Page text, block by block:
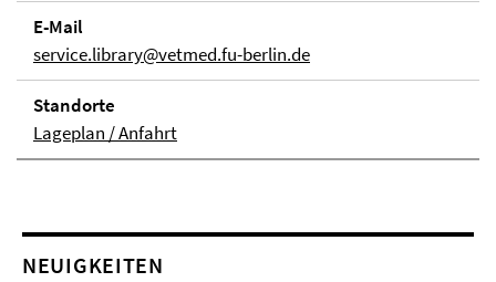
E-Mail
service.library@vetmed.fu-berlin.de
Stand­orte
Lageplan / Anfahrt
NEUIGKEITEN